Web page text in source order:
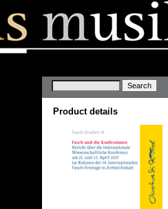
Keywords
Product details